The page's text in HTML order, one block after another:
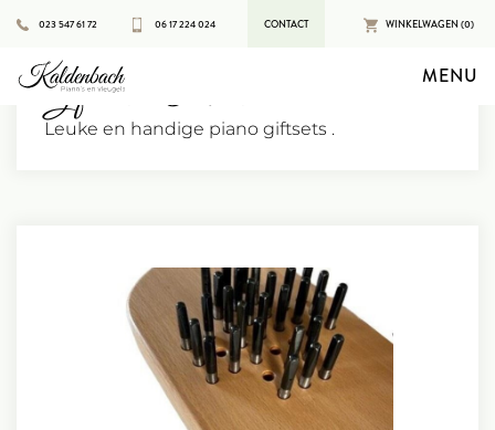
023 547 61 72 06 17 224 024 CONTACT WINKELWAGEN (0)
MENU
Gifts and Presents
Leuke en handige piano giftsets .